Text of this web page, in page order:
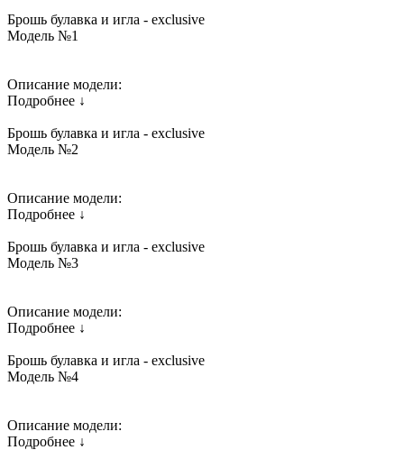
Брошь булавка и игла - exclusive
Модель №1
Описание модели:
Подробнее ↓
Брошь булавка и игла - exclusive
Модель №2
Описание модели:
Подробнее ↓
Брошь булавка и игла - exclusive
Модель №3
Описание модели:
Подробнее ↓
Брошь булавка и игла - exclusive
Модель №4
Описание модели:
Подробнее ↓